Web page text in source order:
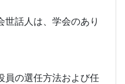
世話人は、学会のあり
の選任方法および任